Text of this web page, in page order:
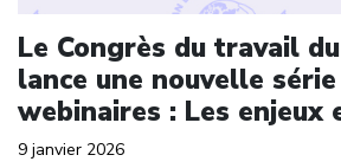
Le Congrès du travail
lance une nouvelle
webinaires : Les enjeux
9 janvier 2026